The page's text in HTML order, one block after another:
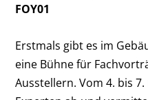
FOY01
Erstmals gibt es im
eine Bühne für
Ausstellern. Vom 4. bis